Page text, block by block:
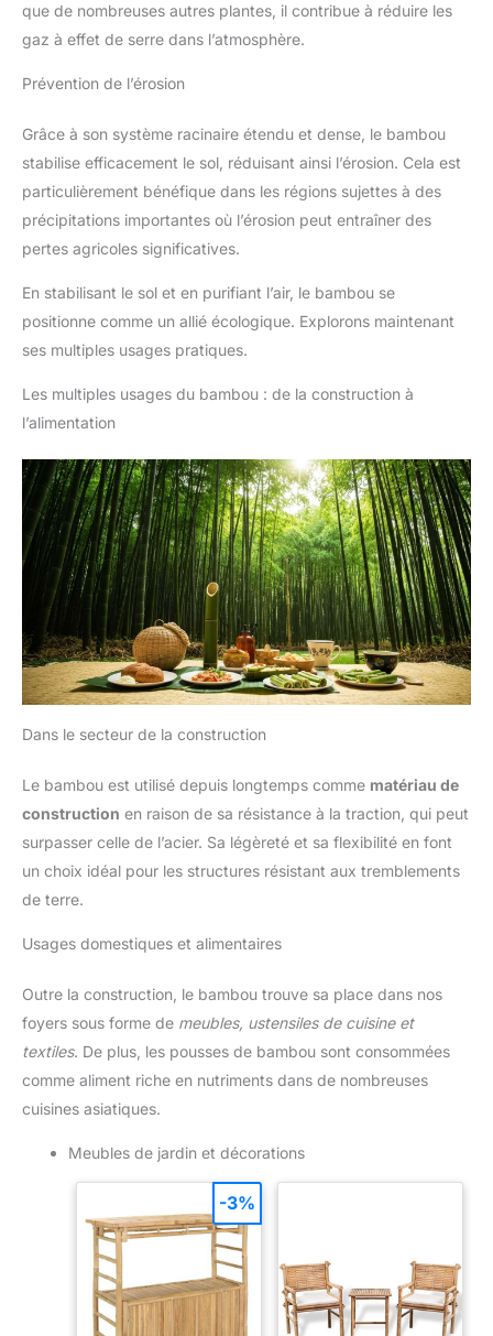
que de nombreuses autres plantes, il contribue à réduire les
gaz à effet de serre dans l’atmosphère.
Prévention de l’érosion
Grâce à son système racinaire étendu et dense, le bambou
stabilise efficacement le sol, réduisant ainsi l’érosion. Cela est
particulièrement bénéfique dans les régions sujettes à des
précipitations importantes où l’érosion peut entraîner des
pertes agricoles significatives.
En stabilisant le sol et en purifiant l’air, le bambou se
positionne comme un allié écologique. Explorons maintenant
ses multiples usages pratiques.
Les multiples usages du bambou : de la construction à
l’alimentation
Dans le secteur de la construction
Le bambou est utilisé depuis longtemps comme matériau de
construction en raison de sa résistance à la traction, qui peut
surpasser celle de l’acier. Sa légèreté et sa flexibilité en font
un choix idéal pour les structures résistant aux tremblements
de terre.
Usages domestiques et alimentaires
Outre la construction, le bambou trouve sa place dans nos
foyers sous forme de meubles, ustensiles de cuisine et
textiles. De plus, les pousses de bambou sont consommées
comme aliment riche en nutriments dans de nombreuses
cuisines asiatiques.
Meubles de jardin et décorations
-3%